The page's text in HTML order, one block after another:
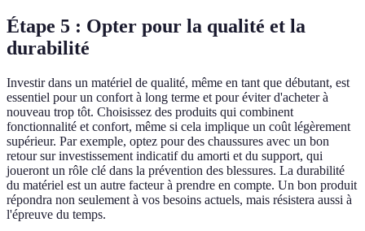
Étape 5 : Opter pour la qualité et la
durabilité
Investir dans un matériel de qualité, même en tant que débutant, est
essentiel pour un confort à long terme et pour éviter d'acheter à
nouveau trop tôt. Choisissez des produits qui combinent
fonctionnalité et confort, même si cela implique un coût légèrement
supérieur. Par exemple, optez pour des chaussures avec un bon
retour sur investissement indicatif du amorti et du support, qui
joueront un rôle clé dans la prévention des blessures. La durabilité
du matériel est un autre facteur à prendre en compte. Un bon produit
répondra non seulement à vos besoins actuels, mais résistera aussi à
l'épreuve du temps.